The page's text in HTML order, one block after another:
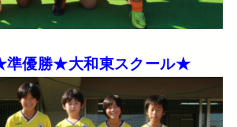
優勝★大和東スクール★